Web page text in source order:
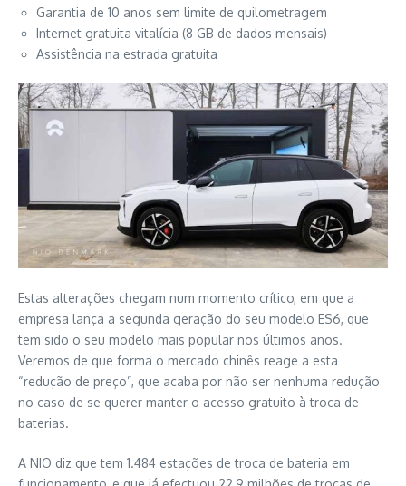
Garantia de 10 anos sem limite de quilometragem
Internet gratuita vitalícia (8 GB de dados mensais)
Assistência na estrada gratuita
Estas alterações chegam num momento crítico, em que a
empresa lança a segunda geração do seu modelo ES6, que
tem sido o seu modelo mais popular nos últimos anos.
Veremos de que forma o mercado chinês reage a esta
“redução de preço”, que acaba por não ser nenhuma redução
no caso de se querer manter o acesso gratuito à troca de
baterias.
A NIO diz que tem 1.484 estações de troca de bateria em